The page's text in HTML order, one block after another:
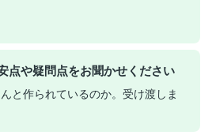
点や疑問点をお聞かせください
と作られているのか。受け渡しま